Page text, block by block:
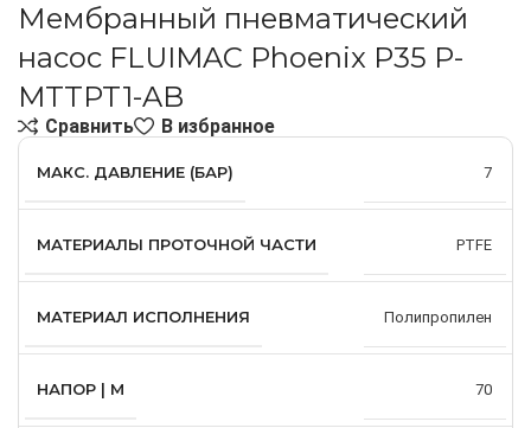
Мембранный пневматический
насос FLUIMAC Phoenix P35 P-
MTTPT1-AB
Сравнить В избранное
МАКС. ДАВЛЕНИЕ (БАР) 7
МАТЕРИАЛЫ ПРОТОЧНОЙ ЧАСТИ PTFE
МАТЕРИАЛ ИСПОЛНЕНИЯ Полипропилен
НАПОР | М 70